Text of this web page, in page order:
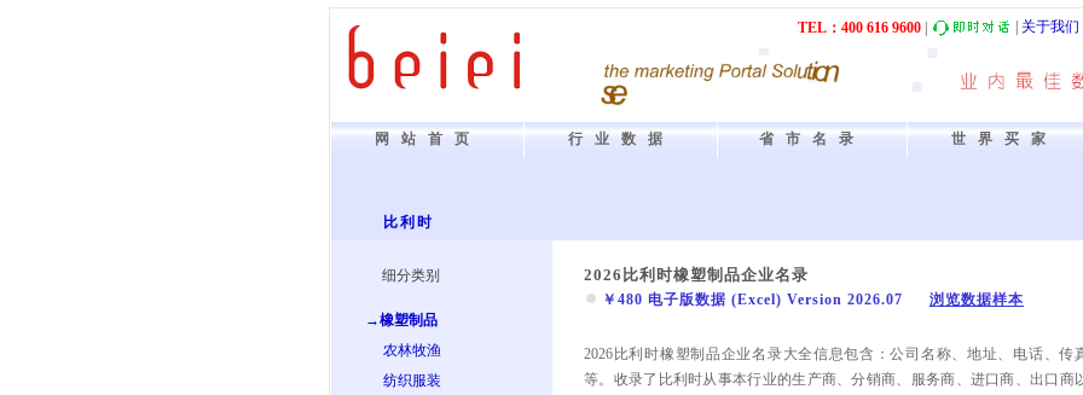
关于我们
TEL：400 616 9600
网站首页 行业数据 省市名录 世界买家
比利时
细分类别
→橡塑制品
农林牧渔
纺织服装
2026比利时橡塑制品企业名录
￥480 电子版数据 (Excel) Version 2026.07 浏览数据样本
2026比利时橡塑制品企业名录大全信息包含：公司名称、地址、电话、传
等。收录了比利时从事本行业的生产商、分销商、服务商、进口商、出口商